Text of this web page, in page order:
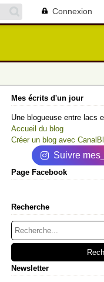
Connexion
Mes écrits d'un jour
Une blogueuse entre lacs
Accueil du blog
Créer un blog avec
Suivre
Page Facebook
Recherche
Newsletter